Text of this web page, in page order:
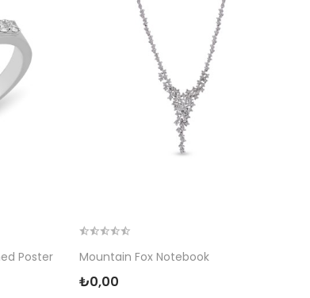
Poster Mountain Fox Notebook
₺0,00